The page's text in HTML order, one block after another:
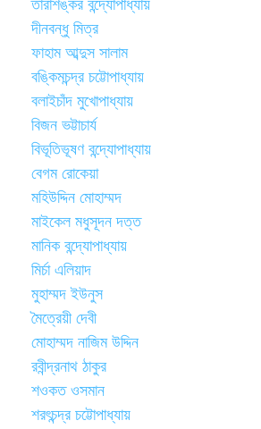
তারাশঙ্কর বন্দ্যোপাধ্যায়
দীনবন্ধু মিত্র
ফাহাম আব্দুস সালাম
বঙ্কিমচন্দ্র চট্টোপাধ্যায়
বলাইচাঁদ মুখোপাধ্যায়
বিজন ভট্টাচার্য
বিভূতিভূষণ বন্দ্যোপাধ্যায়
বেগম রোকেয়া
মহিউদ্দিন মোহাম্মদ
মাইকেল মধুসূদন দত্ত
মানিক বন্দ্যোপাধ্যায়
মির্চা এলিয়াদ
মুহাম্মদ ইউনুস
মৈত্রেয়ী দেবী
মোহাম্মদ নাজিম উদ্দিন
রবীন্দ্রনাথ ঠাকুর
শওকত ওসমান
শরৎচন্দ্র চট্টোপাধ্যায়